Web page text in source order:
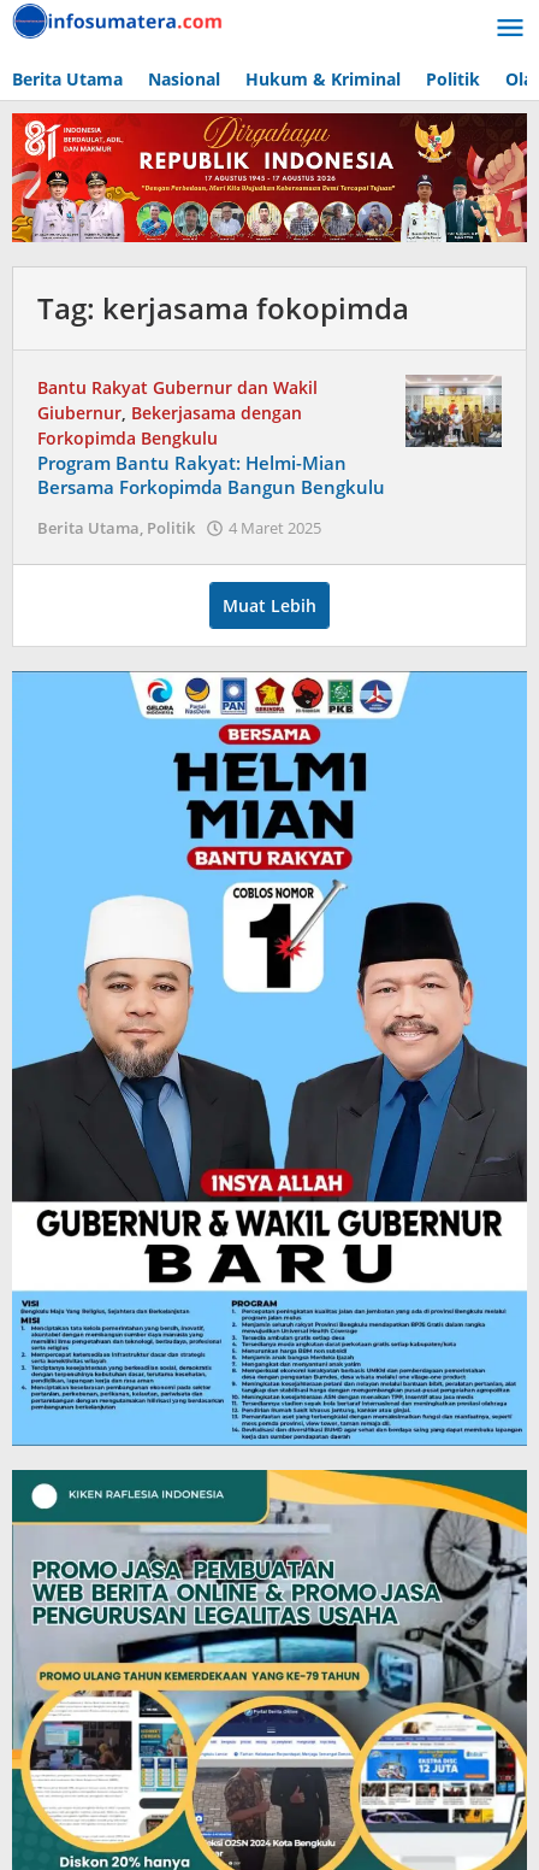
Lewati
ke
Berita Utama Nasional Hukum & Kriminal Politik
Tag: kerjasama fokopimda
Bantu Rakyat Gubernur dan Wakil
Giubernur, Bekerjasama dengan
Forkopimda Bengkulu
Program Bantu Rakyat: Helmi-Mian
Bersama Forkopimda Bangun Bengkulu
Berita Utama, Politik 4 Maret 2025
Muat Lebih